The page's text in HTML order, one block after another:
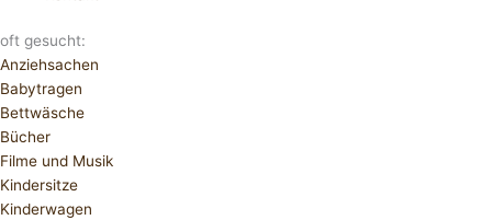
oft gesucht:
Anziehsachen
Babytragen
Bettwäsche
Bücher
Filme und Musik
Kindersitze
Kinderwagen